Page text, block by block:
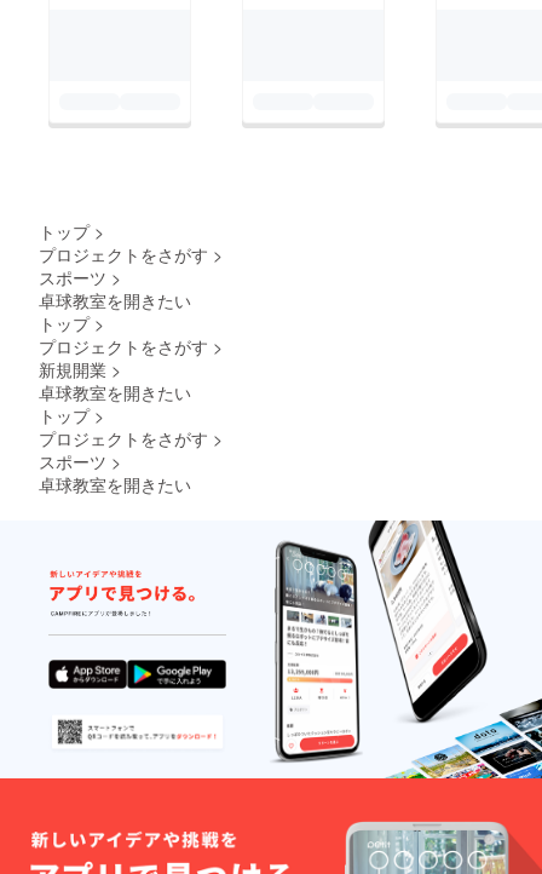
トップ >
プロジェクトをさがす >
スポーツ >
卓球教室を開きたい
トップ >
プロジェクトをさがす >
新規開業 >
卓球教室を開きたい
トップ >
プロジェクトをさがす >
スポーツ >
卓球教室を開きたい